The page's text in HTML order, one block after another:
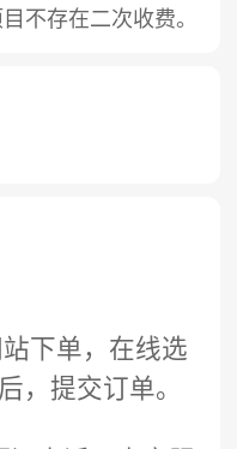
不存在二次收费。
下单，在线选
，提交订单。